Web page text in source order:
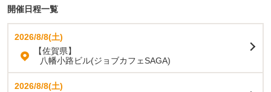
開催日程一覧
2026/8/8(土)
【佐賀県】
八幡小路ビル(ジョブカフェSAGA)
2026/8/8(土)